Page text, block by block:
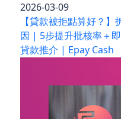
2026-03-09
【貸款被拒點算好？
因 | 5步提升批核率＋
貸款推介 | Epay Cash